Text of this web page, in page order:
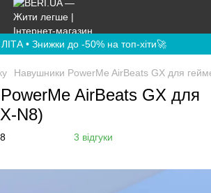
• Знижки до -50% на топ-хіти🚀
Навушники PowerMe AirBeats GX для
AirBeats GX для
N8)
3 відгуки